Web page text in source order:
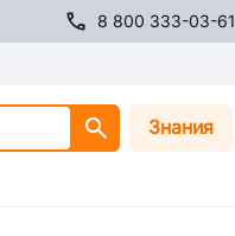
8 800 333-03-61
Знания